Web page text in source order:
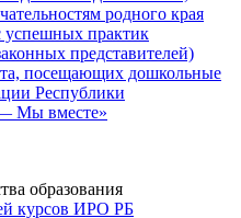
родного края
успешных практик
представителей)
посещающих дошкольные
Республики
— Мы вместе»
образования
курсов ИРО РБ